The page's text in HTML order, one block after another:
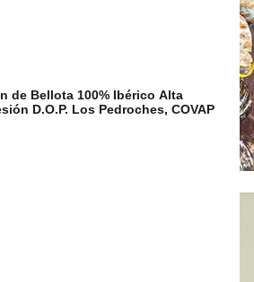
de Bellota 100% Ibérico Alta
D.O.P. Los Pedroches, COVAP